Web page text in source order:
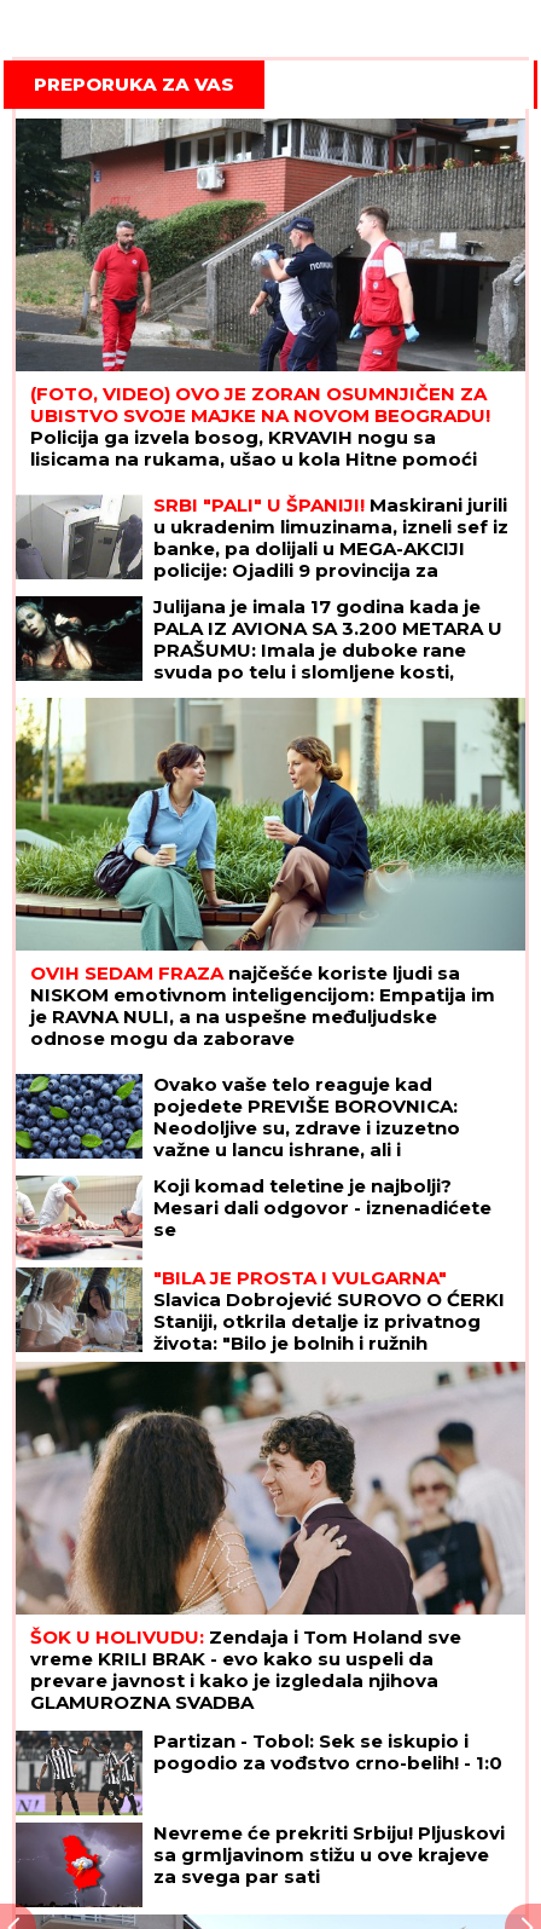
PREPORUKA ZA VAS
(FOTO, VIDEO) OVO JE ZORAN OSUMNJIČEN ZA
UBISTVO SVOJE MAJKE NA NOVOM BEOGRADU!
Policija ga izvela bosog, KRVAVIH nogu sa
lisicama na rukama, ušao u kola Hitne pomoći
SRBI "PALI" U ŠPANIJI! Maskirani jurili
u ukradenim limuzinama, izneli sef iz
banke, pa dolijali u MEGA-AKCIJI
policije: Ojadili 9 provincija za
Julijana je imala 17 godina kada je
PALA IZ AVIONA SA 3.200 METARA U
PRAŠUMU: Imala je duboke rane
svuda po telu i slomljene kosti,
videla je MRTVU MAJKU, ali nije želela
OVIH SEDAM FRAZAnajčešće koriste ljudi sa
NISKOM emotivnom inteligencijom: Empatija im
je RAVNA NULI, a na uspešne međuljudske
odnose mogu da zaborave
Ovako vaše telo reaguje kad
pojedete PREVIŠE BOROVNICA:
Neodoljive su, zdrave i izuzetno
važne u lancu ishrane, ali i
Koji komad teletine je najbolji?
Mesari dali odgovor - iznenadićete
se
"BILA JE PROSTA I VULGARNA"
Slavica Dobrojević SUROVO O ĆERKI
Staniji, otkrila detalje iz privatnog
života: "Bilo je bolnih i ružnih
trenutaka"
ŠOK U HOLIVUDU: Zendaja i Tom Holand sve
vreme KRILI BRAK - evo kako su uspeli da
prevare javnost i kako je izgledala njihova
GLAMUROZNA SVADBA
Partizan - Tobol: Sek se iskupio i
pogodio za vođstvo crno-belih! - 1:0
Nevreme će prekriti Srbiju! Pljuskovi
sa grmljavinom stižu u ove krajeve
za svega par sati